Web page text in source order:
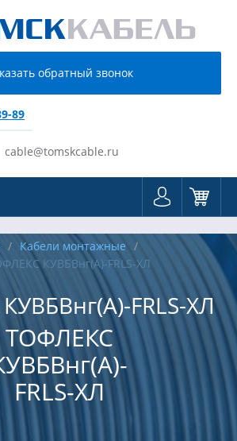
обратный звонок
89
cable@tomskcable.ru
Кабели монтажные
КУВБВнг(А)-FRLS-ХЛ
FRLS-ХЛ
ТОФЛЕКС
FRLS-ХЛ